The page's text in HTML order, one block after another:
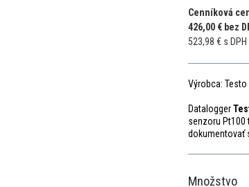
Cenníková
426,00 € bez
523,98 € s DPH
Výrobca: Testo
Datalogger
senzoru Pt100
dokumentovať
Množstvo